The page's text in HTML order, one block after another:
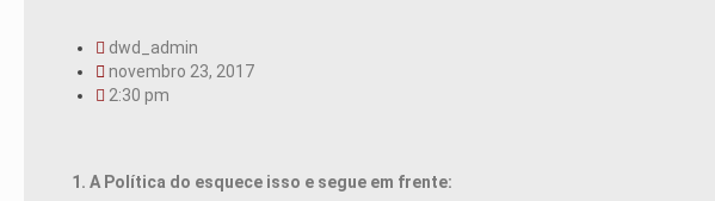
dwd_admin
novembro 23, 2017
2:30 pm
1. A Política do esquece isso e segue em frente: